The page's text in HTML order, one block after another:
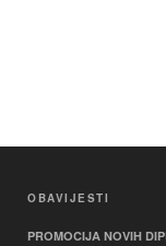
OBAVIJESTI
PROMOCIJA NOVIH